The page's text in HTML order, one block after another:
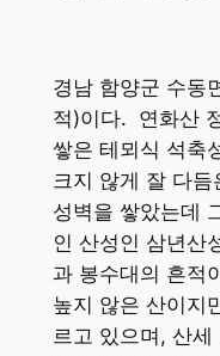
경남 함양군 수동
적)이다. 연화산
쌓은 테뫼식 석축
크지 않게 잘 다
성벽을 쌓았는데
인 산성인 삼년산
과 봉수대의 흔적
높지 않은 산이지
르고 있으며, 산